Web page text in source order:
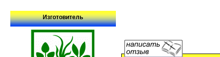
Изготовитель